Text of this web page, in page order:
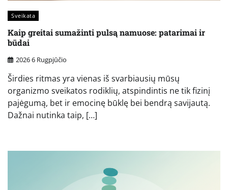
Sveikata
Kaip greitai sumažinti pulsą namuose: patarimai ir
būdai
2026 6 Rugpjūčio
Širdies ritmas yra vienas iš svarbiausių mūsų
organizmo sveikatos rodiklių, atspindintis ne tik fizinį
pajėgumą, bet ir emocinę būklę bei bendrą savijautą.
Dažnai nutinka taip, […]